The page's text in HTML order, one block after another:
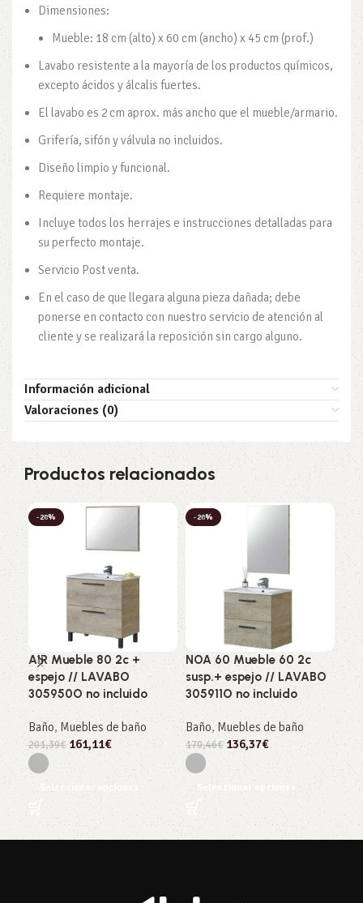
Dimensiones:
Mueble: 18 cm (alto) x 60 cm (ancho) x 45 cm (prof.)
Lavabo resistente a la mayoría de los productos químicos,
excepto ácidos y álcalis fuertes.
El lavabo es 2 cm aprox. más ancho que el mueble/armario.
Grifería, sifón y válvula no incluidos.
Diseño limpio y funcional.
Requiere montaje.
Incluye todos los herrajes e instrucciones detalladas para
su perfecto montaje.
Servicio Post venta.
En el caso de que llegara alguna pieza dañada; debe
ponerse en contacto con nuestro servicio de atención al
cliente y se realizará la reposición sin cargo alguno.
Información adicional
Valoraciones (0)
Productos relacionados
-20%
AIR Mueble 80 2c +
espejo // LAVABO
305950O no incluido
Baño, Muebles de baño
201,39€ 161,11€
Seleccionar opciones
-20%
NOA 60 Mueble 60 2c
susp.+ espejo // LAVABO
305911O no incluido
Baño,Muebles de baño
170,46€ 136,37€
Seleccionar opciones
-